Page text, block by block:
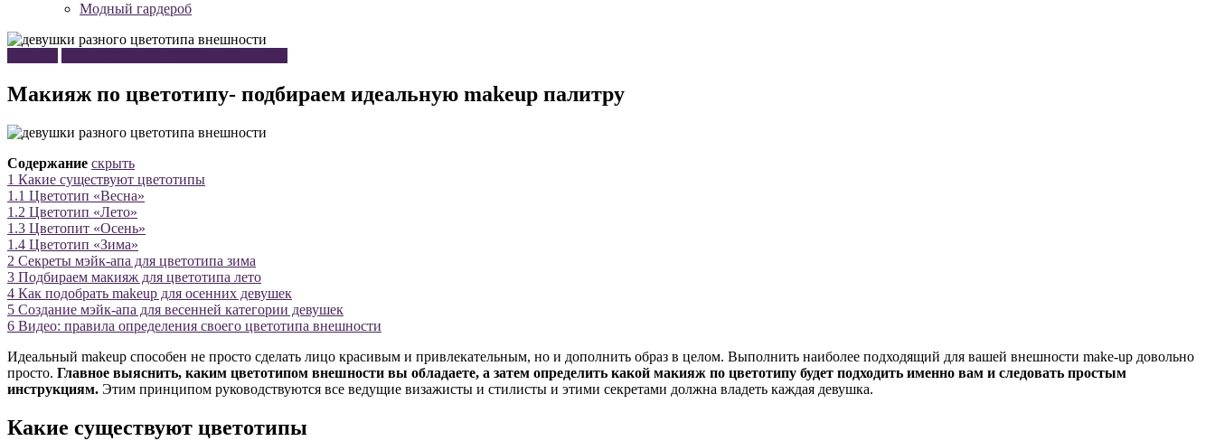
Модный гардероб
Макияж по цветотипу- подбираем идеальную makeup палитру
Содержание скрыть
1 Какие существуют цветотипы
1.1 Цветотип «Весна»
1.2 Цветотип «Лето»
1.3 Цветопит «Осень»
1.4 Цветотип «Зима»
2 Секреты мэйк-апа для цветотипа зима
3 Подбираем макияж для цветотипа лето
4 Как подобрать makeup для осенних девушек
5 Создание мэйк-апа для весенней категории девушек
6 Видео: правила определения своего цветотипа внешности
Идеальный makeup способен не просто сделать лицо красивым и привлекательным, но и дополнить образ в целом. Выполнить наиболее подходящий для вашей внешности make-up довольно
просто. Главное выяснить, каким цветотипом внешности вы обладаете, а затем определить какой макияж по цветотипу будет подходить именно вам и следовать простым
инструкциям. Этим принципом руководствуются все ведущие визажисты и стилисты и этими секретами должна владеть каждая девушка.
Какие существуют цветотипы